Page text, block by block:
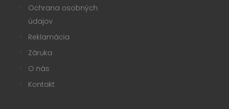
Ochrana osobných
údajov
Reklamácia
Záruka
O nás
Kontakt